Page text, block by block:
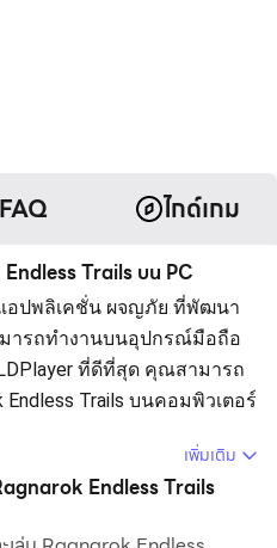
FAQ ไกด์เกม
Trails บน PC
แอปพลิเคชั่น ผจญภัย ที่พัฒนา
มารถทำงานบนอุปกรณ์มือถือ
ที่ดีที่สุด คุณสามารถ
Trails บนคอมพิวเตอร์
บนคอมพิวเตอร์ คุณสามารถ
อขนาดใหญ่ และการควบคุม
เพิ่มเติม
Endless Trails